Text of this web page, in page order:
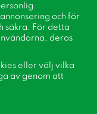
och för
säkra. För detta
deras
eller välj vilka
av genom att